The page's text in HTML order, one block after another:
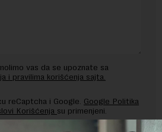
vas da se upoznate sa
i pravilima korišćenja sajta.
reCaptcha i Google. Google Politika
Korišćenja su primenjeni.